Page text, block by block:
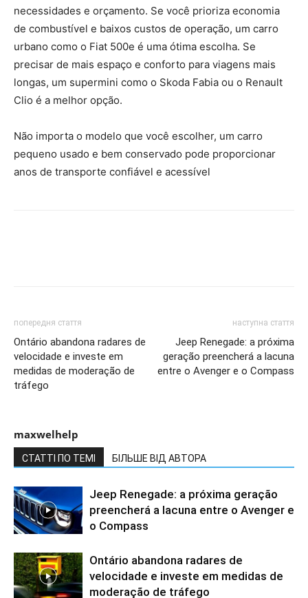
necessidades e orçamento. Se você prioriza economia
de combustível e baixos custos de operação, um carro
urbano como o Fiat 500e é uma ótima escolha. Se
precisar de mais espaço e conforto para viagens mais
longas, um supermini como o Skoda Fabia ou o Renault
Clio é a melhor opção.
Não importa o modelo que você escolher, um carro
pequeno usado e bem conservado pode proporcionar
anos de transporte confiável e acessível
попередня стаття
Ontário abandona radares de
velocidade e investe em
medidas de moderação de
tráfego
наступна стаття
Jeep Renegade: a próxima
geração preencherá a lacuna
entre o Avenger e o Compass
maxwelhelp
СТАТТІ ПО ТЕМІ БІЛЬШЕ ВІД АВТОРА
Jeep Renegade: a próxima geração
preencherá a lacuna entre o Avenger e
o Compass
Ontário abandona radares de
velocidade e investe em medidas de
moderação de tráfego